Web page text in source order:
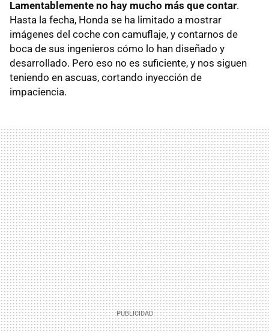
Lamentablemente no hay mucho más que contar.
Hasta la fecha, Honda se ha limitado a mostrar
imágenes del coche con camuflaje, y contarnos de
boca de sus ingenieros cómo lo han diseñado y
desarrollado. Pero eso no es suficiente, y nos siguen
teniendo en ascuas, cortando inyección de
impaciencia.